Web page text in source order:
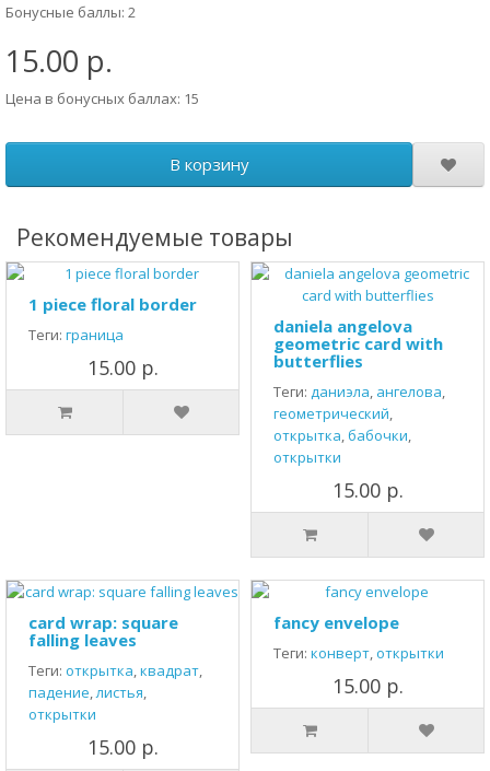
Бонусные баллы: 2
15.00 р.
Цена в бонусных баллах: 15
В корзину
Рекомендуемые товары
1 piece floral border
Теги: граница
15.00 р.
daniela angelova
geometric card with
butterflies
Теги: даниэла, ангелова,
геометрический,
открытка,бабочки,
открытки
15.00 р.
card wrap: square
falling leaves
Теги: открытка,квадрат,
падение,листья,
открытки
15.00 р.
fancy envelope
Теги: конверт,открытки
15.00 р.